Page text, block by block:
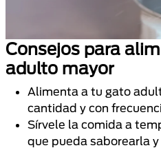
Consejos para
adulto mayor
Alimenta a tu gato
cantidad y con
Sírvele la comida a
que pueda saborearla